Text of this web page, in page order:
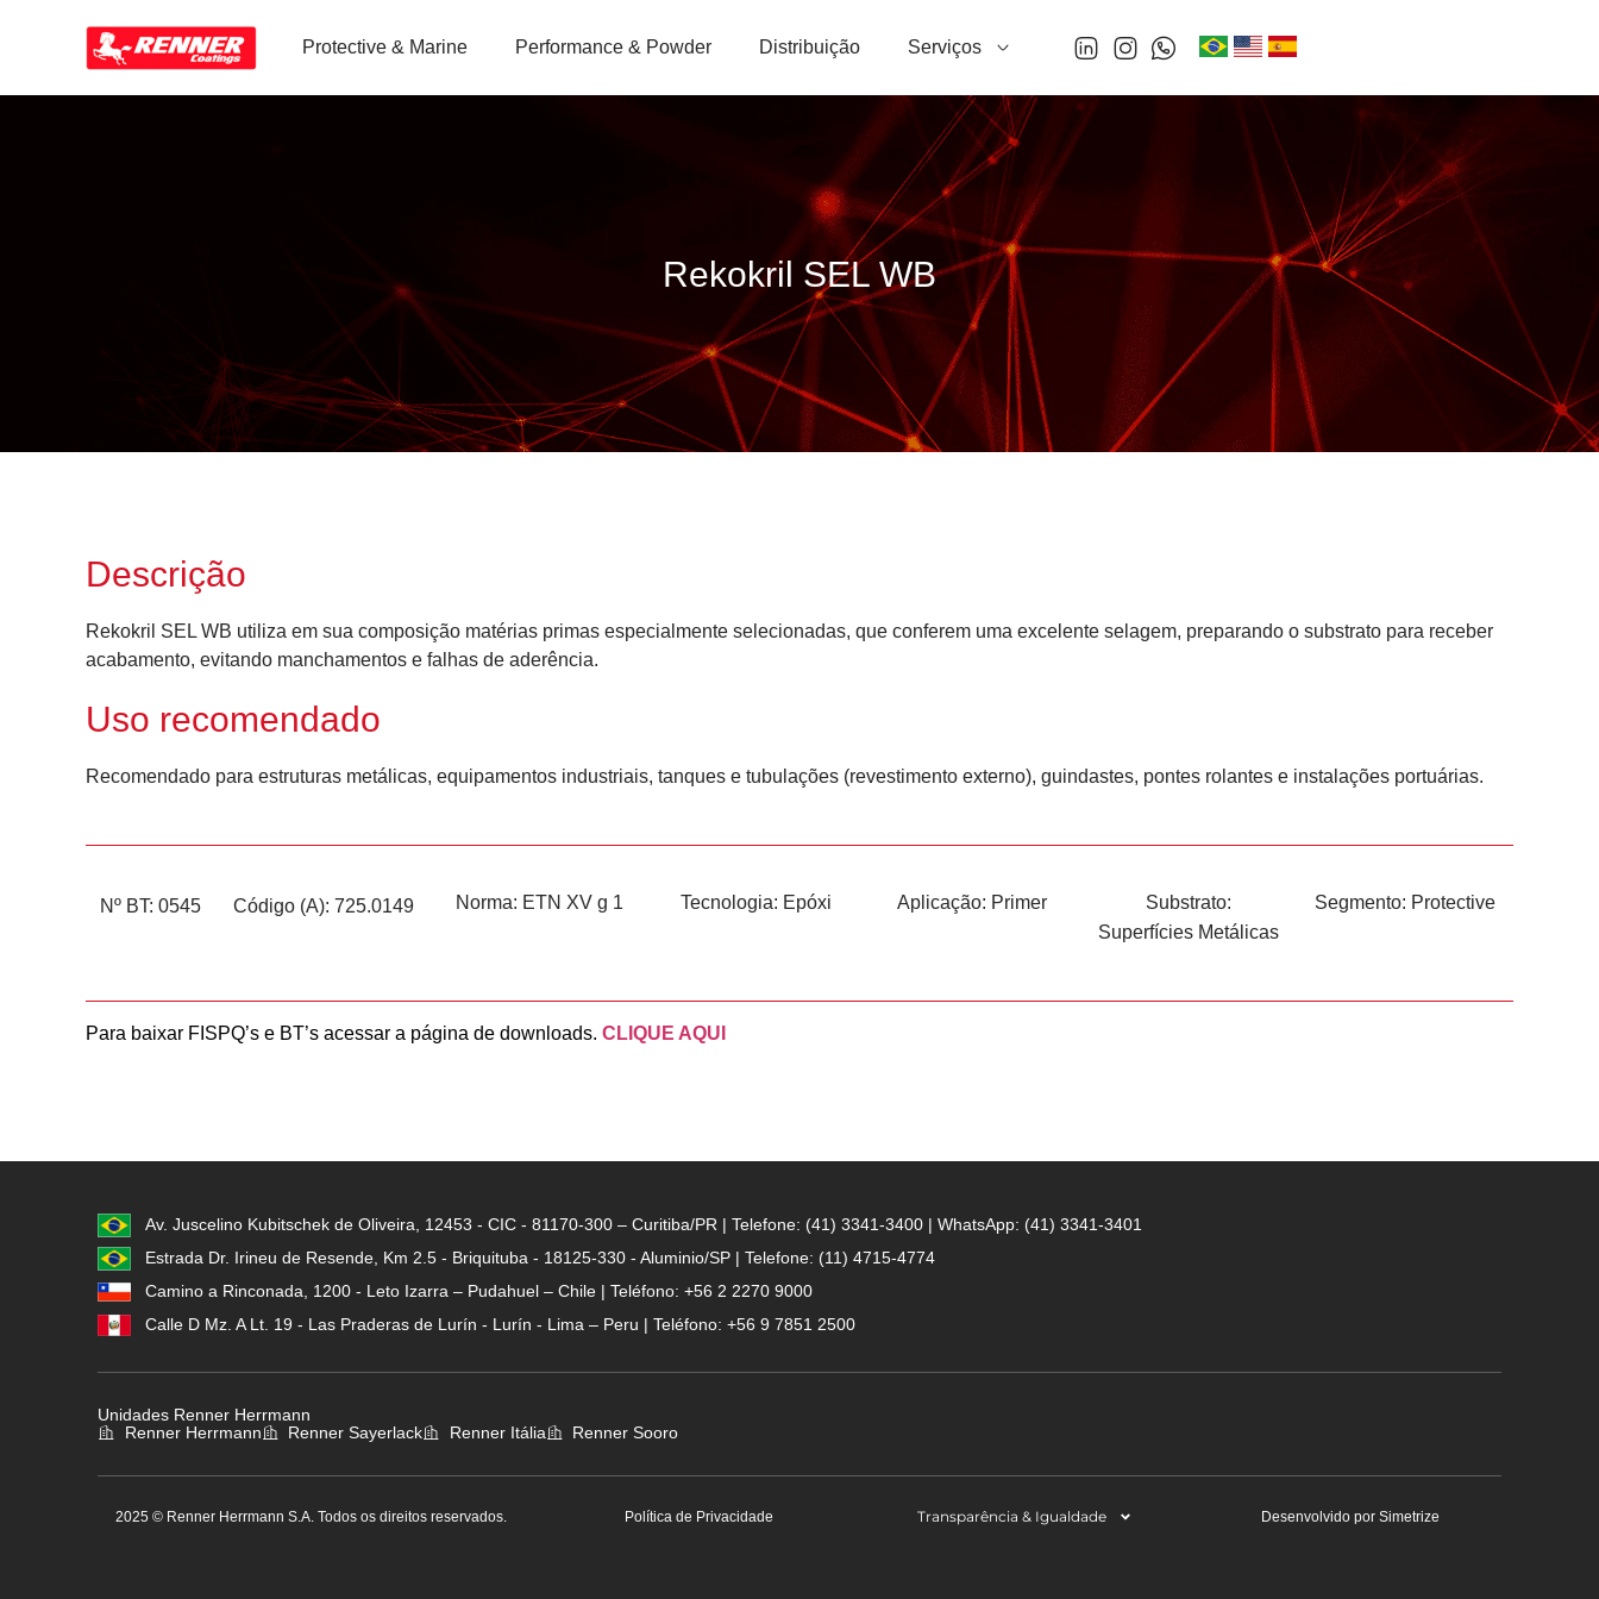
Protective & Marine Performance & Powder Distribuição Serviços
Rekokril SEL WB
Descrição
Rekokril SEL WB utiliza em sua composição matérias primas especialmente selecionadas, que conferem uma excelente selagem, preparando o substrato para receber
acabamento, evitando manchamentos e falhas de aderência.
Uso recomendado
Recomendado para estruturas metálicas, equipamentos industriais, tanques e tubulações (revestimento externo), guindastes, pontes rolantes e instalações portuárias.
Nº BT: 0545 Código (A): 725.0149 Norma: ETN XV g 1 Tecnologia: Epóxi Aplicação: Primer
Substrato:
Superfícies Metálicas
Segmento: Protective
Para baixar FISPQ’s e BT’s acessar a página de downloads. CLIQUE AQUI
Av. Juscelino Kubitschek de Oliveira, 12453 - CIC - 81170-300 – Curitiba/PR | Telefone: (41) 3341-3400 | WhatsApp: (41) 3341-3401
Estrada Dr. Irineu de Resende, Km 2.5 - Briquituba - 18125-330 - Aluminio/SP | Telefone: (11) 4715-4774
Camino a Rinconada, 1200 - Leto Izarra – Pudahuel – Chile | Teléfono: +56 2 2270 9000
Calle D Mz. A Lt. 19 - Las Praderas de Lurín - Lurín - Lima – Peru | Teléfono: +56 9 7851 2500
Unidades Renner Herrmann
Renner Herrmann
Renner Sayerlack Renner Itália Renner Sooro
2025 © Renner Herrmann S.A. Todos os direitos reservados. Política de Privacidade Transparência & Igualdade Desenvolvido por Simetrize